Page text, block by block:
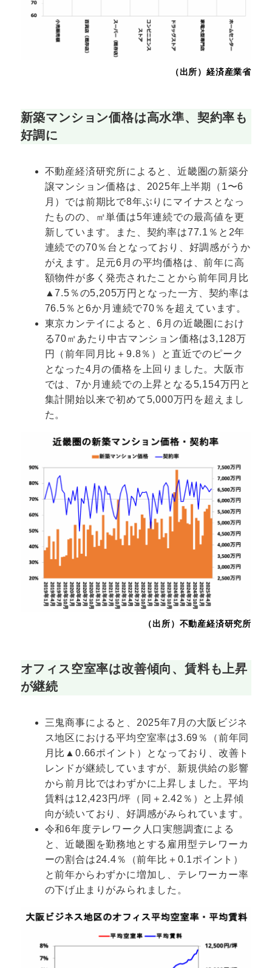
（出所）経済産業省
新築マンション価格は高水準、契約率も
好調に
不動産経済研究所によると、近畿圏の新築分
譲マンション価格は、2025年上半期（1〜6
月）では前期比で8年ぶりにマイナスとなっ
たものの、㎡単価は5年連続での最高値を更
新しています。また、契約率は77.1％と2年
連続での70％台となっており、好調感がうか
がえます。足元6月の平均価格は、前年に高
額物件が多く発売されたことから前年同月比
▲7.5％の5,205万円となった一方、契約率は
76.5％と6か月連続で70％を超えています。
東京カンテイによると、6月の近畿圏におけ
る70㎡あたり中古マンション価格は3,128万
円（前年同月比＋9.8％）と直近でのピーク
となった4月の価格を上回りました。大阪市
では、7か月連続での上昇となる5,154万円と
集計開始以来で初めて5,000万円を超えまし
た。
（出所）不動産経済研究所
オフィス空室率は改善傾向、賃料も上昇
が継続
三鬼商事によると、2025年7月の大阪ビジネ
ス地区における平均空室率は3.69％（前年同
月比▲0.66ポイント）となっており、改善ト
レンドが継続していますが、新規供給の影響
から前月比ではわずかに上昇しました。平均
賃料は12,423円/坪（同＋2.42％）と上昇傾
向が続いており、好調感がみられています。
令和6年度テレワーク人口実態調査による
と、近畿圏を勤務地とする雇用型テレワーカ
ーの割合は24.4％（前年比＋0.1ポイント）
と前年からわずかに増加し、テレワーカー率
の下げ止まりがみられました。